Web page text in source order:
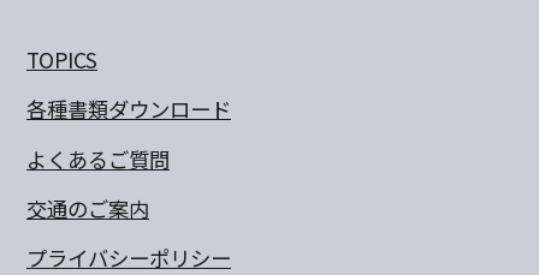
TOPICS
各種書類ダウンロード
よくあるご質問
交通のご案内
プライバシーポリシー